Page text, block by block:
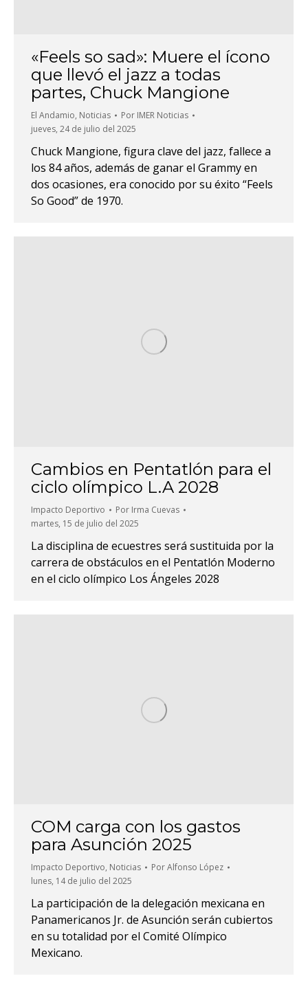
«Feels so sad»: Muere el ícono
que llevó el jazz a todas
partes, Chuck Mangione
El Andamio, Noticias Por IMER Noticias
jueves, 24 de julio del 2025
Chuck Mangione, figura clave del jazz, fallece a
los 84 años, además de ganar el Grammy en
dos ocasiones, era conocido por su éxito “Feels
So Good” de 1970.
Cambios en Pentatlón para el
ciclo olímpico L.A 2028
Impacto Deportivo Por Irma Cuevas
martes, 15 de julio del 2025
La disciplina de ecuestres será sustituida por la
carrera de obstáculos en el Pentatlón Moderno
en el ciclo olímpico Los Ángeles 2028
COM carga con los gastos
para Asunción 2025
Impacto Deportivo, Noticias PorAlfonso López
lunes, 14 de julio del 2025
La participación de la delegación mexicana en
Panamericanos Jr. de Asunción serán cubiertos
en su totalidad por el Comité Olímpico
Mexicano.